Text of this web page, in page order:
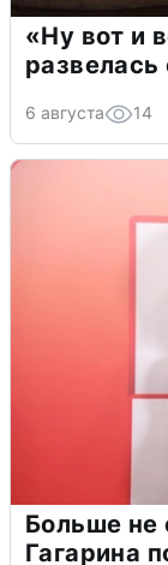
«Ну вот и
6 августа 14
Больше не
Гагарина